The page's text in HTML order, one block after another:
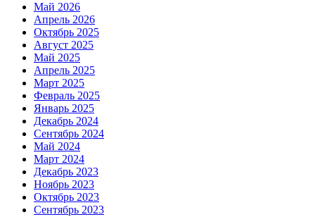
Май 2026
Апрель 2026
Октябрь 2025
Август 2025
Май 2025
Апрель 2025
Март 2025
Февраль 2025
Январь 2025
Декабрь 2024
Сентябрь 2024
Май 2024
Март 2024
Декабрь 2023
Ноябрь 2023
Октябрь 2023
Сентябрь 2023